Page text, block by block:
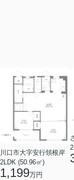
川口市大字安行領根岸
2LDK (50.96㎡)
1,199万円